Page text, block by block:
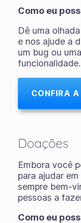
Como eu
Dê uma
e nos ajude a
um bug ou
funcionalidade.
CONFIRA
Doações
Embora você
para ajudar
sempre bem-
pessoas a
Como eu